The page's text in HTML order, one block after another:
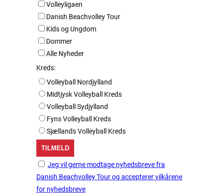
Volleyligaen
Danish Beachvolley Tour
Kids og Ungdom
Dommer
Alle Nyheder
Kreds:
Volleyball Nordjylland
Midtjysk Volleyball Kreds
Volleyball Sydjylland
Fyns Volleyball Kreds
Sjællands Volleyball Kreds
Jeg vil gerne modtage nyhedsbreve fra
Danish Beachvolley Tour og accepterer vilkårene
for nyhedsbreve